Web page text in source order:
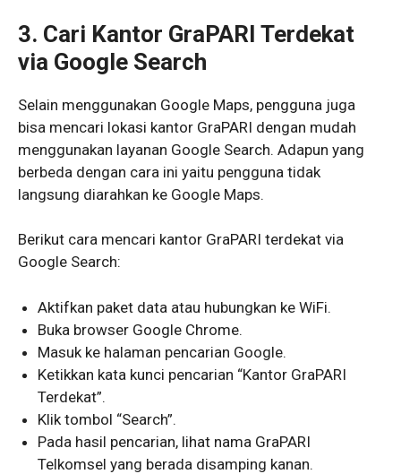
3. Cari Kantor GraPARI Terdekat
via Google Search
Selain menggunakan Google Maps, pengguna juga
bisa mencari lokasi kantor GraPARI dengan mudah
menggunakan layanan Google Search. Adapun yang
berbeda dengan cara ini yaitu pengguna tidak
langsung diarahkan ke Google Maps.
Berikut cara mencari kantor GraPARI terdekat via
Google Search:
Aktifkan paket data atau hubungkan ke WiFi.
Buka browser Google Chrome.
Masuk ke halaman pencarian Google.
Ketikkan kata kunci pencarian “Kantor GraPARI
Terdekat”.
Klik tombol “Search”.
Pada hasil pencarian, lihat nama GraPARI
Telkomsel yang berada disamping kanan.